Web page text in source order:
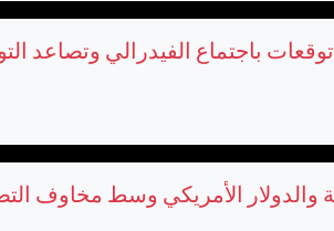
باجتماع الفيدرالي وتصاعد
والدولار الأمريكي وسط مخاوف